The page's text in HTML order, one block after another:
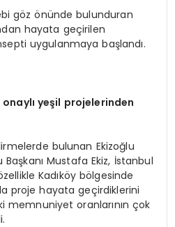
göz önünde bulunduran
hayata geçirilen
uygulanmaya başlandı.
onaylı yeşil projelerinden
bulunan Ekizoğlu
Başkanı Mustafa Ekiz, İstanbul
Kadıköy bölgesinde
proje hayata geçirdiklerini
memnuniyet oranlarının çok